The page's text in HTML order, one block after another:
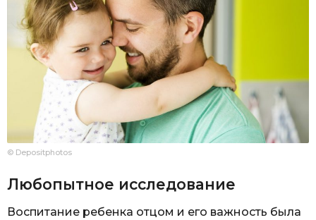
© Depositphotos
Любопытное исследование
Воспитание ребенка отцом и его важность была